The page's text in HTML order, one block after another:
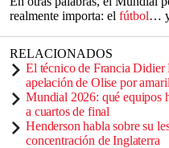
realmente importa: el fútbol…
RELACIONADOS
El técnico de Francia Didier
apelación de Olise por
Mundial 2026: qué equipos
a cuartos de final
Henderson habla sobre su
concentración de Inglaterra